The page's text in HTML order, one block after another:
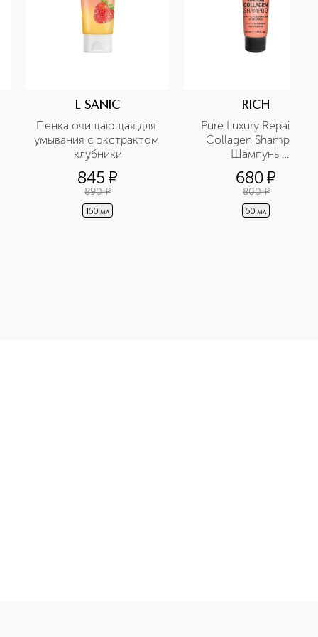
L SANIC
Пенка очищающая для
умывания с экстрактом
клубники
845 ¤
890 ¤
150 мл
RICH
Pure Luxury Repairing
Collagen Shampoo
Шампунь
восстанавливающий с
коллагеновым уходом в
дорожном формате
680¤
800 ¤
50 мл